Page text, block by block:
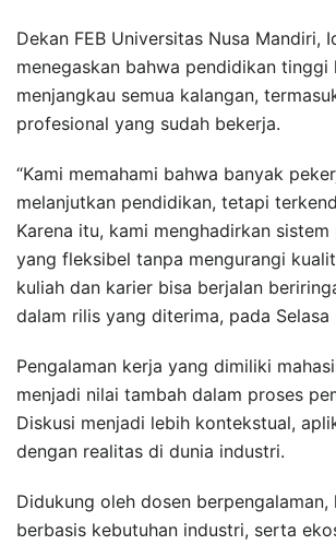
Dekan FEB Universitas Nusa Mandiri,
menegaskan bahwa pendidikan tinggi
menjangkau semua kalangan,
profesional yang sudah bekerja.
“Kami memahami bahwa banyak
melanjutkan pendidikan, tetapi
Karena itu, kami menghadirkan sistem
yang fleksibel tanpa mengurangi
kuliah dan karier bisa berjalan
dalam rilis yang diterima, pada Selasa
Pengalaman kerja yang dimiliki
menjadi nilai tambah dalam proses
Diskusi menjadi lebih kontekstual,
dengan realitas di dunia industri.
Didukung oleh dosen berpengalaman,
berbasis kebutuhan industri, serta